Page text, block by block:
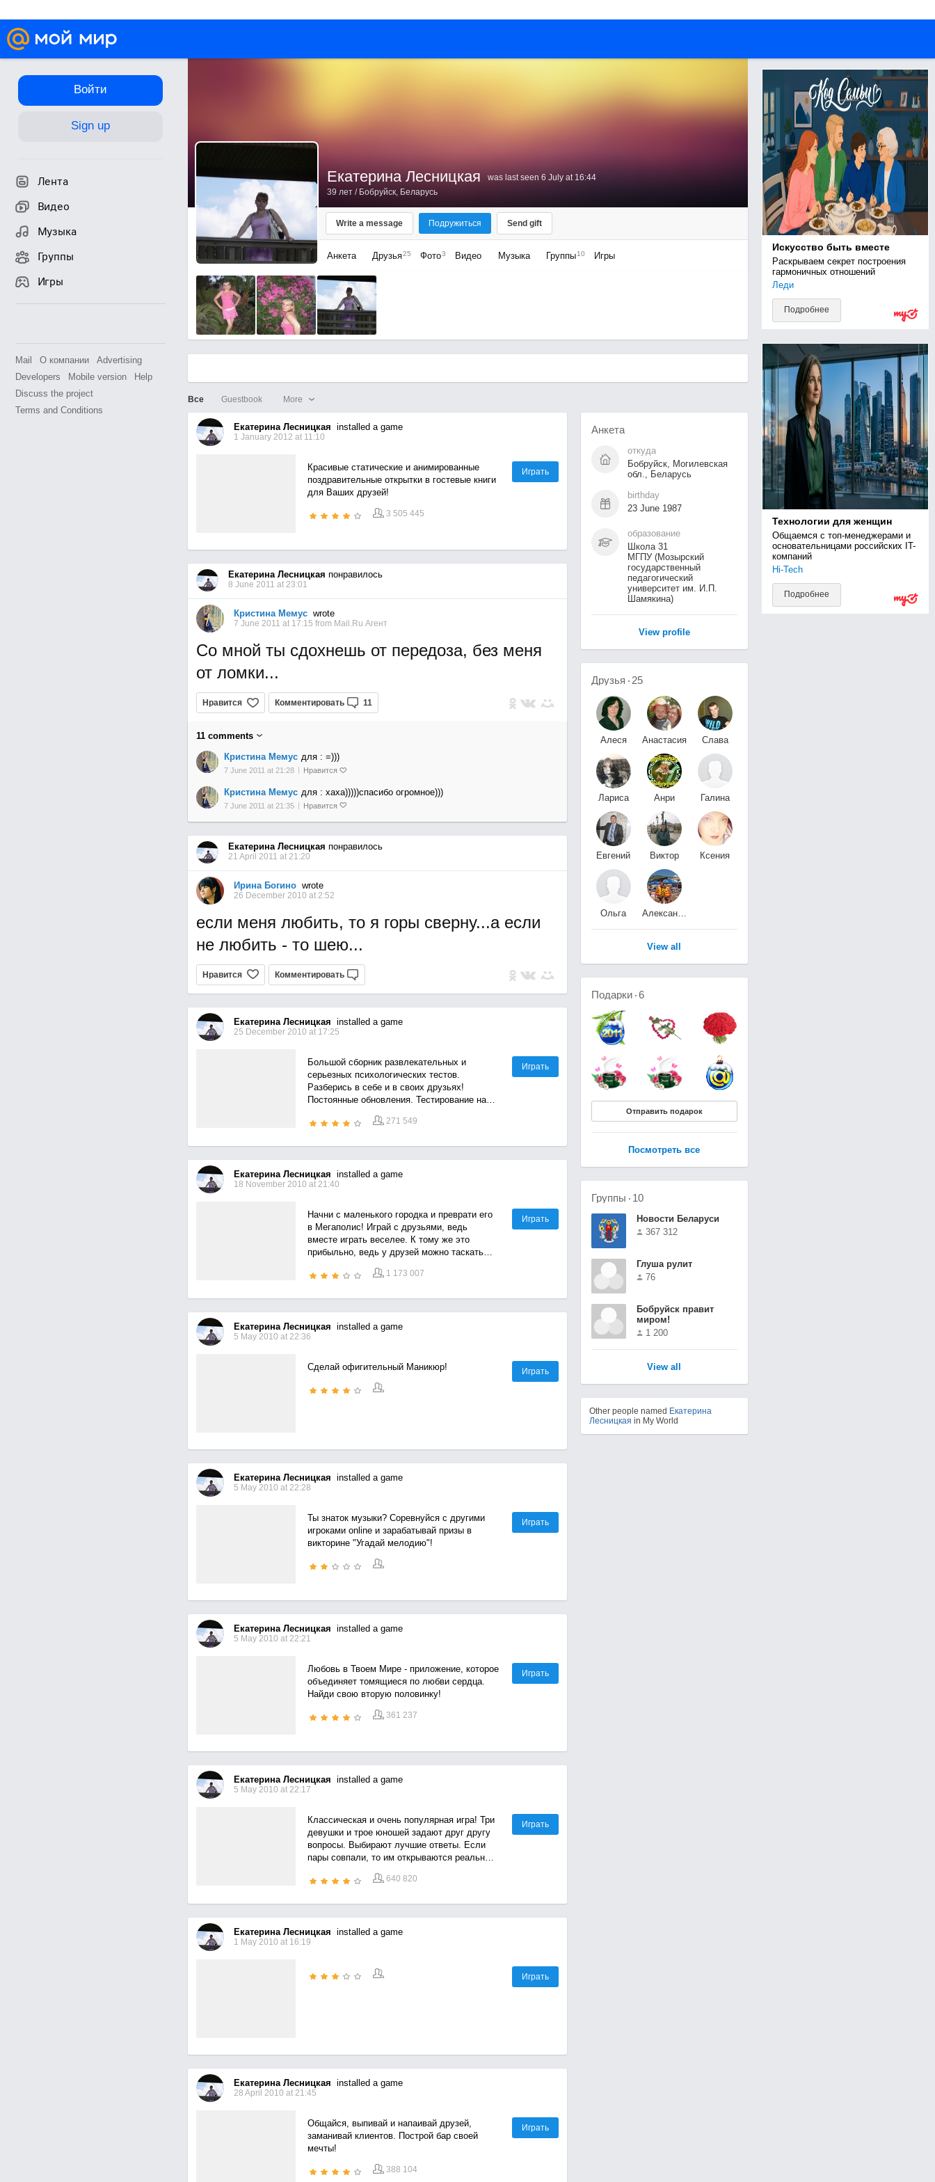
Войти
Sign up
Лента
Видео
Музыка
Группы
Игры
Mail О компании
Advertising
Developers
Mobile version
Help
Discuss the project
Terms and Conditions
Екатерина Лесницкая
was last seen 6 July at 16:44
39 лет/ Бобруйск, Беларусь
Write a message Подружиться Send gift
Анкета Друзья25 Фото3 Видео Музыка Группы 10 Игры
Все Guestbook More
Екатерина Лесницкая installed a game
1 January 2012 at 11:10
Красивые статические и анимированные
поздравительные открытки в гостевые книги
для Ваших друзей!
3 505 445
Играть
Екатерина Лесницкая понравилось
8 June 2011 at 23:01
Кристина Мемусwrote
7 June 2011 at 17:15 from Mail.Ru Агент
Со мной ты сдохнешь от передоза, без меня
от ломки...
Нравится Комментировать 11
11comments
Кристина Мемус для : =)))
7 June 2011 at 21:28 Нравится
Кристина Мемус для : хаха)))))спасибо огромное)))
7 June 2011 at 21:35 Нравится
Екатерина Лесницкая понравилось
21 April 2011 at 21:20
Ирина Богиноwrote
26 December 2010 at 2:52
если меня любить, то я горы сверну...а если
не любить - то шею...
Нравится Комментировать
Екатерина Лесницкая installed a game
25 December 2010 at 17:25
Большой сборник развлекательных и
серьезных психологических тестов.
Разберись в себе и в своих друзьях!
Постоянные обновления. Тестирование на
любовь, парни и девушки, психология, IQ,
Сумерки, юмор и приколы - любой тест для
тебя! В будущем мы планируем множестве
тестов на самые разные темы: про любимую
вами музыку и кино фильмы и игры!
271 549
Играть
Екатерина Лесницкая installed a game
18 November 2010 at 21:40
Начни с маленького городка и преврати его
в Мегаполис! Играй с друзьями, ведь
вместе играть веселее. К тому же это
прибыльно, ведь у друзей можно таскать
1 173 007
Играть
Екатерина Лесницкая installed a game
5 May 2010 at 22:36
Сделай офигительный Маникюр! Играть
Екатерина Лесницкая installed a game
5 May 2010 at 22:28
Ты знаток музыки? Соревнуйся с другими
игроками online и зарабатывай призы в
викторине "Угадай мелодию"!
Играть
Екатерина Лесницкая installed a game
5 May 2010 at 22:21
Любовь в Твоем Мире - приложение, которое
объединяет томящиеся по любви сердца.
Найди свою вторую половинку!
361 237
Играть
Екатерина Лесницкая installed a game
5 May 2010 at 22:17
Классическая и очень популярная игра! Три
девушки и трое юношей задают друг другу
вопросы. Выбирают лучшие ответы. Если
пары совпали, то им открываются реальные
640 820
Играть
Екатерина Лесницкая installed a game
1 May 2010 at 16:19
Играть
Екатерина Лесницкая installed a game
28 April 2010 at 21:45
Общайся, выпивай и напаивай друзей,
заманивай клиентов. Построй бар своей
мечты!
388 104
Играть
Анкета
откуда
Бобруйск, Могилевская
обл., Беларусь
birthday
23 June 1987
образование
Школа 31
МГПУ (Мозырский
государственный
педагогический
университет им. И.П.
Шамякина)
View profile
Искусство быть вместе
Раскрываем секрет построения
гармоничных отношений
Леди
Подробнее
Технологии для женщин
Общаемся с топ-менеджерами и
основательницами российских IT-
компаний
Hi-Tech
Подробнее
Друзья 25
Алеся
Анастасия
Слава
Лариса
Анри
Галина
Евгений
Виктор
Ксения
Ольга
Александр
View all
Подарки 6
Отправить подарок
Посмотреть все
Группы 10
Новости Беларуси
367 312
Глуша рулит
76
Бобруйск правит
миром!
1 200
View all
Other people named Екатерина
Лесницкая in My World